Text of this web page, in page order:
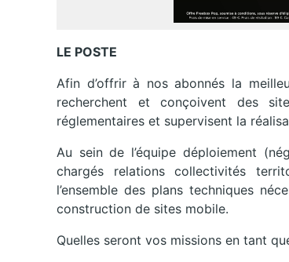
LE POSTE
Afin d’offrir à nos abonnés la
recherchent et conçoivent des
réglementaires et supervisent la
Au sein de l’équipe déploiement
chargés relations collectivités
l’ensemble des plans techniques
construction de sites mobile.
Quelles seront vos missions en tant